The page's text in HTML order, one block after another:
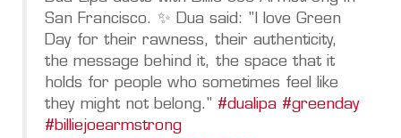
San Francisco. ✨ Dua said: "I love Green
Day for their rawness, their authenticity,
the message behind it, the space that it
holds for people who sometimes feel like
they might not belong." #dualipa #greenday
#billiejoearmstrong